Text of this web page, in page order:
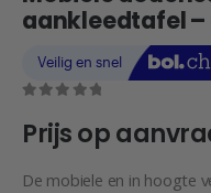
aankleedtafel –
Prijs op
De mobiele en in hoogte